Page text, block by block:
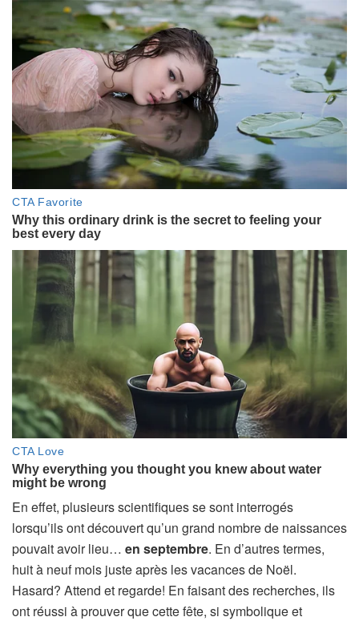
En effet, plusieurs scientifiques se sont interrogés
lorsqu’ils ont découvert qu’un grand nombre de naissances
pouvait avoir lieu… en septembre. En d’autres termes,
huit à neuf mois juste après les vacances de Noël.
Hasard? Attend et regarde! En faisant des recherches, ils
ont réussi à prouver que cette fête, si symbolique et